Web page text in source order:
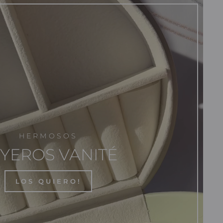
HERMOSOS
VANITÉ
LOS QUIERO!